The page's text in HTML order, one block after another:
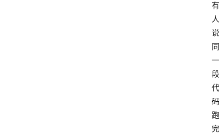
有
人
说
同
一
段
代
码
跑
完